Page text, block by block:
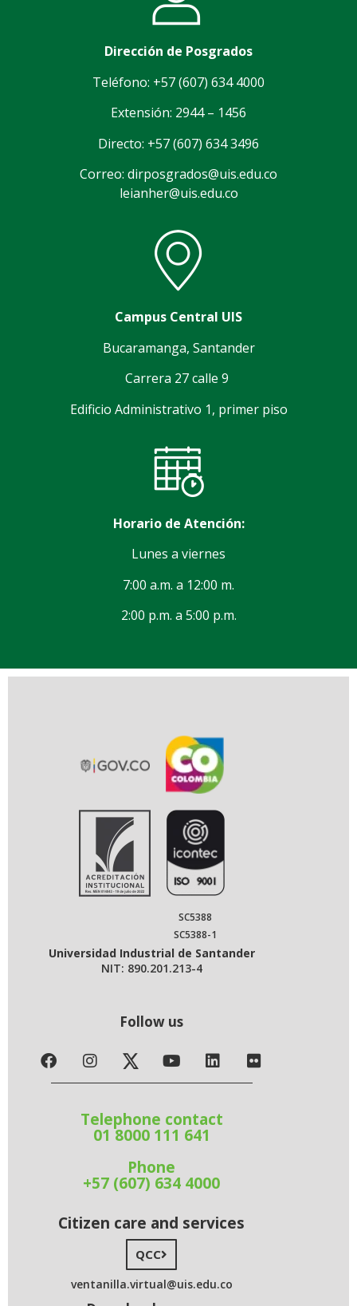
Dirección de Posgrados
Teléfono: +57 (607) 634 4000
Extensión: 2944 – 1456
Directo: +57 (607) 634 3496
Correo: dirposgrados@uis.edu.co
leianher@uis.edu.co
Campus Central UIS
Bucaramanga, Santander
Carrera 27 calle 9
Edificio Administrativo 1, primer piso
Horario de Atención:
Lunes a viernes
7:00 a.m. a 12:00 m.
2:00 p.m. a 5:00 p.m.